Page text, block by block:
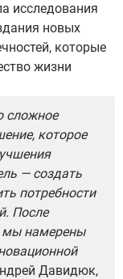
исследования
новых
которые
жизни
сложное
которое
— создать
потребности
После
мы намерены
Давидюк,